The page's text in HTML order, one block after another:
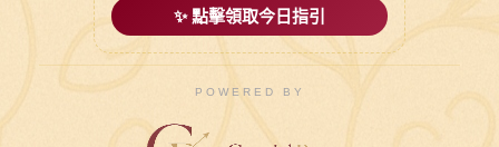
✨ 點擊領取今日指引
POWERED BY